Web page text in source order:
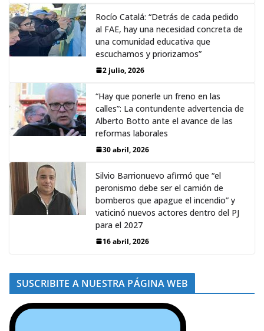
Rocío Catalá: “Detrás de cada pedido
al FAE, hay una necesidad concreta de
una comunidad educativa que
escuchamos y priorizamos”
2 julio, 2026
“Hay que ponerle un freno en las
calles”: La contundente advertencia de
Alberto Botto ante el avance de las
reformas laborales
30 abril, 2026
Silvio Barrionuevo afirmó que “el
peronismo debe ser el camión de
bomberos que apague el incendio” y
vaticinó nuevos actores dentro del PJ
para el 2027
16 abril, 2026
SUSCRIBITE A NUESTRA PÁGINA WEB